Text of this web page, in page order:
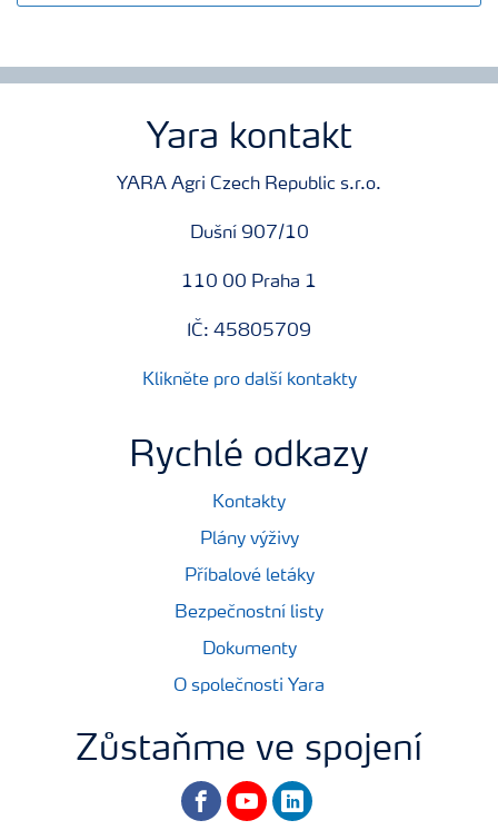
Yara kontakt
YARA Agri Czech Republic s.r.o.
Dušní 907/10
110 00 Praha 1
IČ: 45805709
Klikněte pro další kontakty
Rychlé odkazy
Kontakty
Plány výživy
Příbalové letáky
Bezpečnostní listy
Dokumenty
O společnosti Yara
Zůstaňme ve spojení
facebookyoutubelinkedin